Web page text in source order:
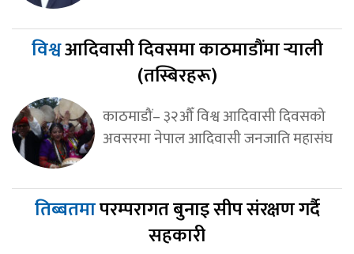
विश्वआदिवासी दिवसमा काठमाडौंमा र्‍याली
(तस्बिरहरू)
काठमाडौं– ३२औँ विश्व आदिवासी दिवसको
अवसरमा नेपाल आदिवासी जनजाति महासंघ
तिब्बतमापरम्परागत बुनाइ सीप संरक्षण गर्दै
सहकारी